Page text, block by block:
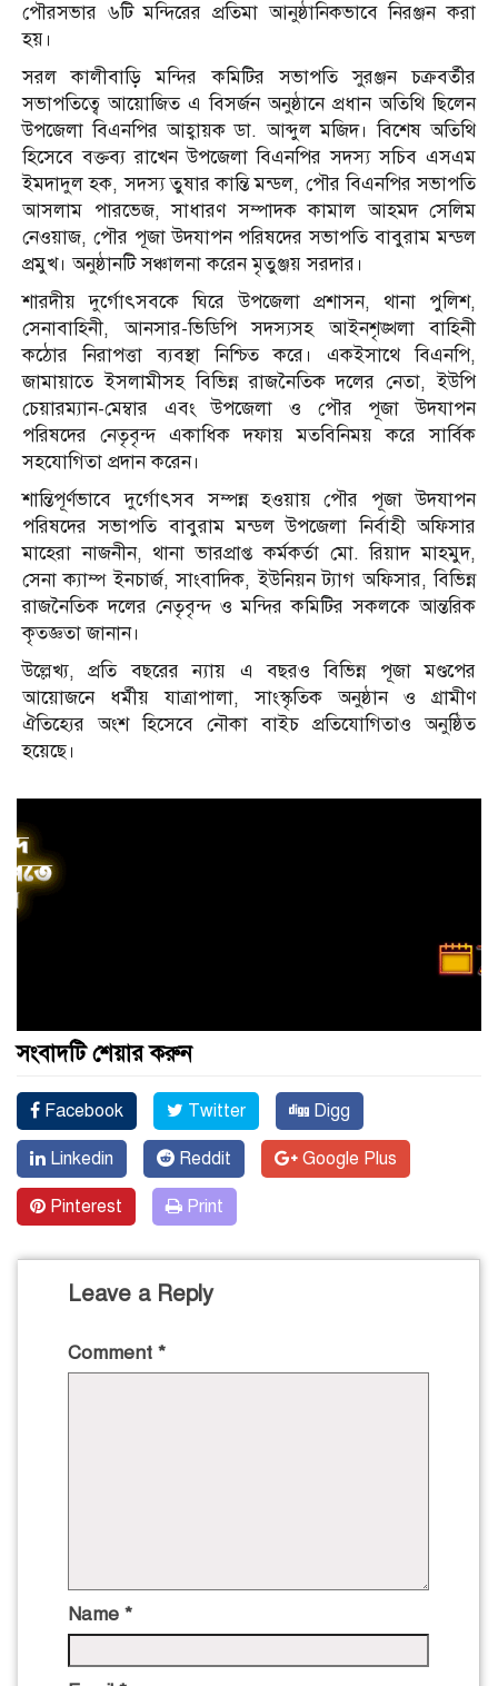
পৌরসভার ৬টি মন্দিরের প্রতিমা আনুষ্ঠানিকভাবে নিরঞ্জন করা
হয়।
সরল কালীবাড়ি মন্দির কমিটির সভাপতি সুরঞ্জন চক্রবর্তীর
সভাপতিত্বে আয়োজিত এ বিসর্জন অনুষ্ঠানে প্রধান অতিথি ছিলেন
উপজেলা বিএনপির আহ্বায়ক ডা. আব্দুল মজিদ। বিশেষ অতিথি
হিসেবে বক্তব্য রাখেন উপজেলা বিএনপির সদস্য সচিব এসএম
ইমদাদুল হক, সদস্য তুষার কান্তি মন্ডল, পৌর বিএনপির সভাপতি
আসলাম পারভেজ, সাধারণ সম্পাদক কামাল আহমদ সেলিম
নেওয়াজ, পৌর পূজা উদযাপন পরিষদের সভাপতি বাবুরাম মন্ডল
প্রমুখ। অনুষ্ঠানটি সঞ্চালনা করেন মৃতুঞ্জয় সরদার।
শারদীয় দুর্গোৎসবকে ঘিরে উপজেলা প্রশাসন, থানা পুলিশ,
সেনাবাহিনী, আনসার-ভিডিপি সদস্যসহ আইনশৃঙ্খলা বাহিনী
কঠোর নিরাপত্তা ব্যবস্থা নিশ্চিত করে। একইসাথে বিএনপি,
জামায়াতে ইসলামীসহ বিভিন্ন রাজনৈতিক দলের নেতা, ইউপি
চেয়ারম্যান-মেম্বার এবং উপজেলা ও পৌর পূজা উদযাপন
পরিষদের নেতৃবৃন্দ একাধিক দফায় মতবিনিময় করে সার্বিক
সহযোগিতা প্রদান করেন।
শান্তিপূর্ণভাবে দুর্গোৎসব সম্পন্ন হওয়ায় পৌর পূজা উদযাপন
পরিষদের সভাপতি বাবুরাম মন্ডল উপজেলা নির্বাহী অফিসার
মাহেরা নাজনীন, থানা ভারপ্রাপ্ত কর্মকর্তা মো. রিয়াদ মাহমুদ,
সেনা ক্যাম্প ইনচার্জ, সাংবাদিক, ইউনিয়ন ট্যাগ অফিসার, বিভিন্ন
রাজনৈতিক দলের নেতৃবৃন্দ ও মন্দির কমিটির সকলকে আন্তরিক
কৃতজ্ঞতা জানান।
উল্লেখ্য, প্রতি বছরের ন্যায় এ বছরও বিভিন্ন পূজা মণ্ডপের
আয়োজনে ধর্মীয় যাত্রাপালা, সাংস্কৃতিক অনুষ্ঠান ও গ্রামীণ
ঐতিহ্যের অংশ হিসেবে নৌকা বাইচ প্রতিযোগিতাও অনুষ্ঠিত
হয়েছে।
সংবাদটি শেয়ার করুন
Facebook Twitter Digg
Linkedin Reddit Google Plus
Pinterest Print
Leave a Reply
Comment *
Name *